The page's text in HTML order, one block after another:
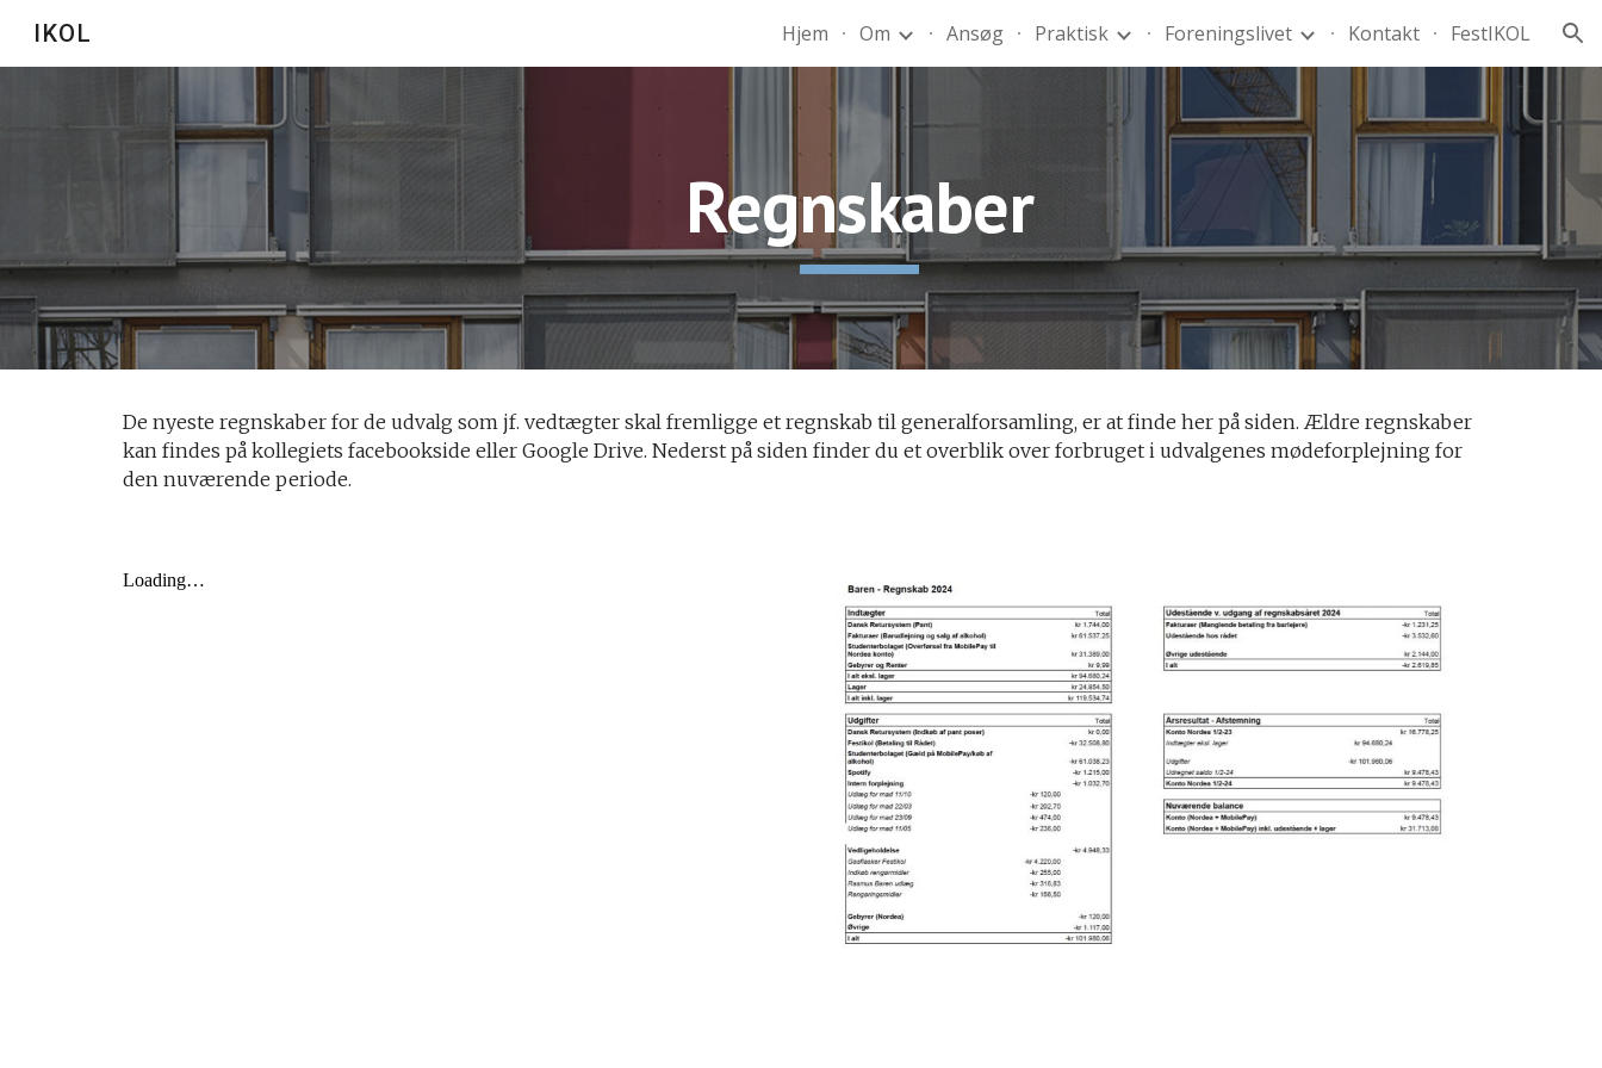
Skip to navigation
IKOL Hjem Om Ansøg Praktisk Foreningslivet Kontakt FestIKOL
Regnskaber
De nyeste regnskaber for de udvalg som jf. vedtægter skal fremligge et regnskab til generalforsamling, er at finde her på siden. Ældre regnskaber
kan findes på kollegiets facebookside eller Google Drive. Nederst på siden finder du et overblik over forbruget i udvalgenes mødeforplejning for
den nuværende periode.